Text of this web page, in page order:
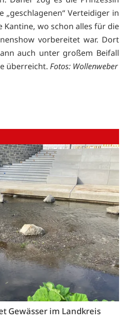
„geschlagenen“ Verteidiger in
Kantine, wo schon alles für die
vorbereitet war. Dort
auch unter großem Beifall
überreicht. Fotos: Wollenweber
Gewässer im Landkreis